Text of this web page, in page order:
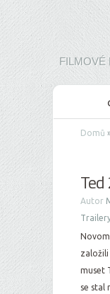
FILMOVÉ
Domů
Autor
založili
muset
se stal